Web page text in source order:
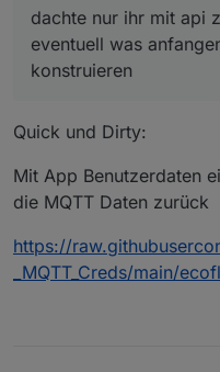
dachte nur ihr mit api
eventuell was
konstruieren
Quick und Dirty:
Mit App Benutzerdaten
die MQTT Daten zurück
https://
_MQTT_Creds/main/